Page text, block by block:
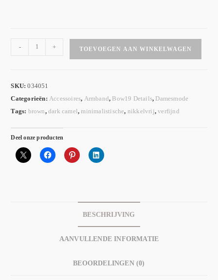
- + TOEVOEGEN AAN WINKELWAGEN
SKU:034051
Categorieën: Accessoires, Armband, Bow19 Details, Damesmode
Tags: brown,dark camel, minimalistische, nikkelvrij,verfijnd
Deel onze producten
BESCHRIJVING
AANVULLENDE INFORMATIE
BEOORDELINGEN (0)